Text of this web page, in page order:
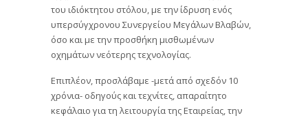
του ιδιόκτητου στόλου, με την ίδρυση ενός
υπερσύγχρονου Συνεργείου Μεγάλων Βλαβών,
όσο και με την προσθήκη μισθωμένων
οχημάτων νεότερης τεχνολογίας.
Επιπλέον, προσλάβαμε -μετά από σχεδόν 10
χρόνια- οδηγούς και τεχνίτες, απαραίτητο
κεφάλαιο για τη λειτουργία της Εταιρείας, την